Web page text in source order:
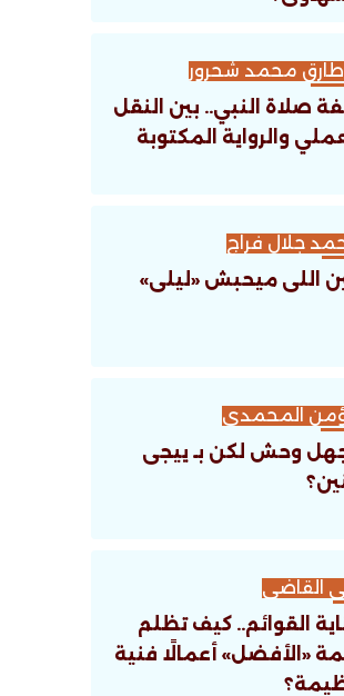
محمد شحرور
صلاة النبي.. بين النقل
والرواية المكتوبة
جلال فراج
اللى ميحبش «ليلى»
المحمدى
وحش لكن بـ ييجى
القاضى
القوائم.. كيف تظلم
«الأفضل» أعمالًا فنية